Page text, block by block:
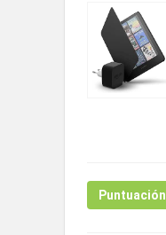
Puntuación